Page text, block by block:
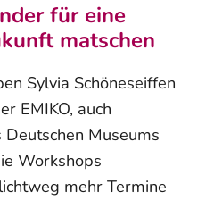
für eine
matschen
Sylvia Schöneseiffen
EMIKO, auch
Museums
Workshops
mehr Termine